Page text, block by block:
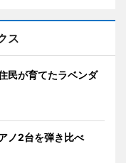
ス
民が育てたラベンダ
ノ2台を弾き比べ